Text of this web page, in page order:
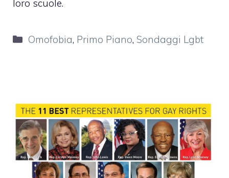
loro scuole.
Categorie
Omofobia, Primo Piano,Sondaggi Lgbt